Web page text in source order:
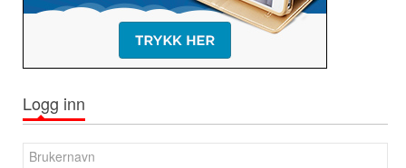
Logg inn